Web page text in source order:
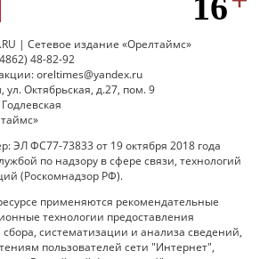
| Сетевое издание «Орелтаймс»
48-82-92
oreltimes@yandex.ru
ул. Октябрьская, д.27, пом. 9
ЭЛ ФС77-73833 от 19 октября 2018 года
по надзору в сфере связи, технологий
(Роскомнадзор РФ).
применяются рекомендательные
технологии предоставления
систематизации и анализа сведений,
пользователей сети "Интернет",